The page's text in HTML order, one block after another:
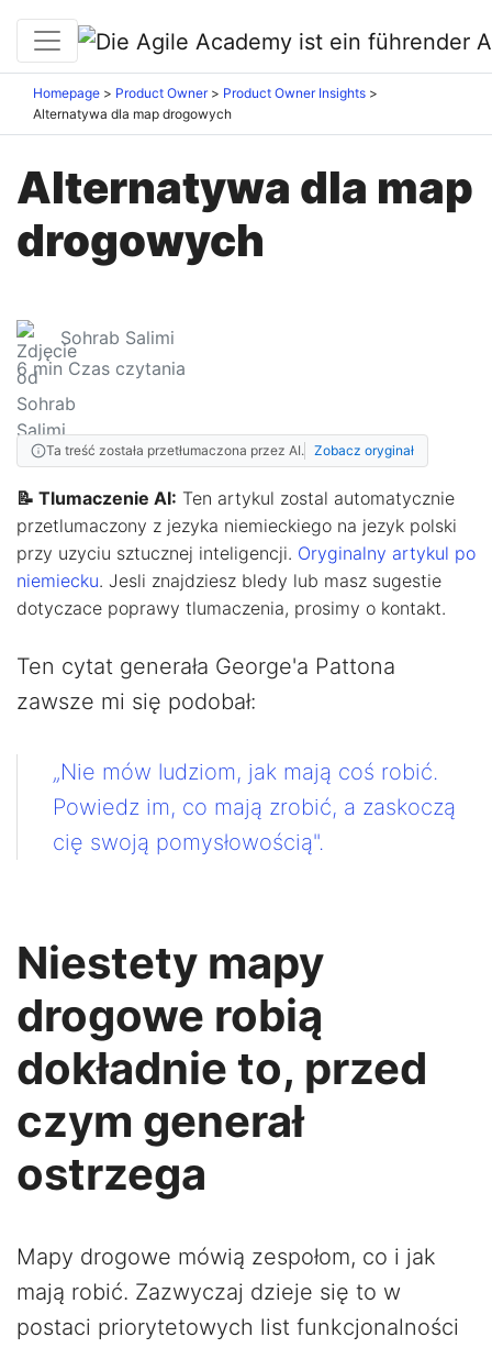
Homepage Product Owner
Product Owner Insights
Alternatywa dla map drogowych
Alternatywa dla map
drogowych
Sohrab Salimi
6min Czas czytania
Ta treść została przetłumaczona przez AI. Zobacz oryginał
📝 Tlumaczenie AI: Ten artykul zostal automatycznie
przetlumaczony z jezyka niemieckiego na jezyk polski
przy uzyciu sztucznej inteligencji. Oryginalny artykul po
niemiecku. Jesli znajdziesz bledy lub masz sugestie
dotyczace poprawy tlumaczenia, prosimy o kontakt.
Ten cytat generała George'a Pattona
zawsze mi się podobał:
„Nie mów ludziom, jak mają coś robić.
Powiedz im, co mają zrobić, a zaskoczą
cię swoją pomysłowością".
Niestety mapy
drogowe robią
dokładnie to, przed
czym generał
ostrzega
Mapy drogowe mówią zespołom, co i jak
mają robić. Zazwyczaj dzieje się to w
postaci priorytetowych list funkcjonalności